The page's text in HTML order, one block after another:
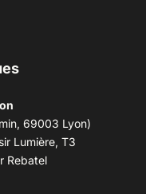
69003 Lyon)
Lumière, T3
Rebatel